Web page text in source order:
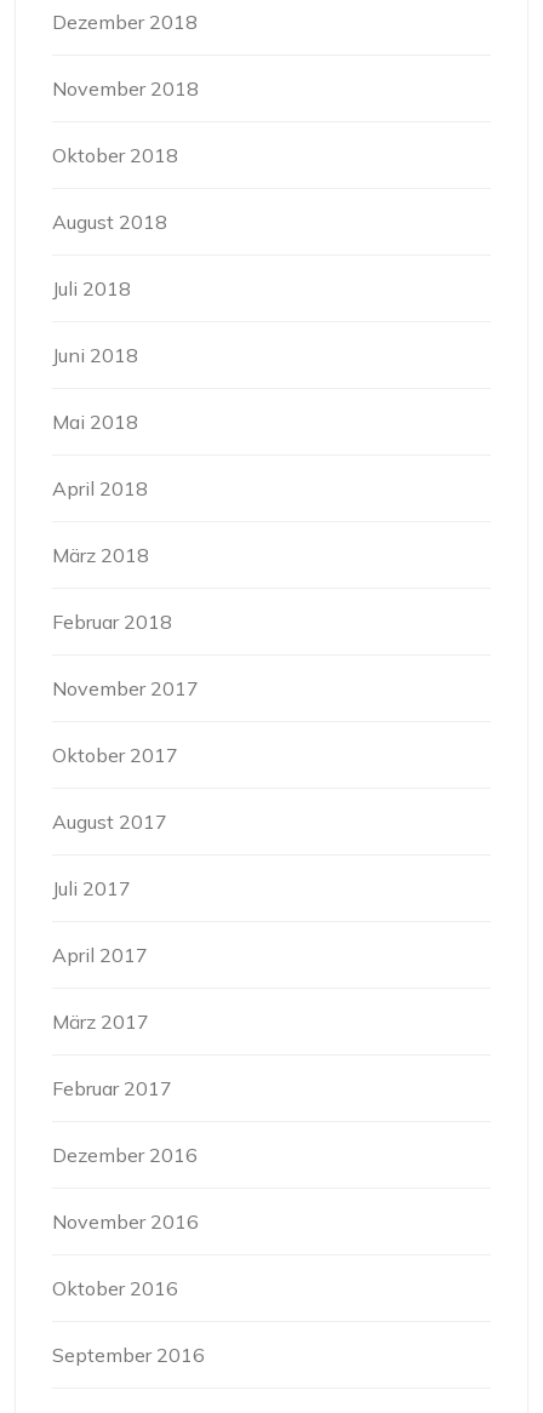
Dezember 2018
November 2018
Oktober 2018
August 2018
Juli 2018
Juni 2018
Mai 2018
April 2018
März 2018
Februar 2018
November 2017
Oktober 2017
August 2017
Juli 2017
April 2017
März 2017
Februar 2017
Dezember 2016
November 2016
Oktober 2016
September 2016